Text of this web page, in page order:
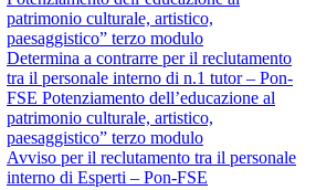
patrimonio culturale, artistico,
paesaggistico” terzo modulo
Determina a contrarre per il reclutamento
tra il personale interno di n.1 tutor – Pon-
FSE Potenziamento dell’educazione al
patrimonio culturale, artistico,
paesaggistico” terzo modulo
Avviso per il reclutamento tra il personale
interno di Esperti – Pon-FSE